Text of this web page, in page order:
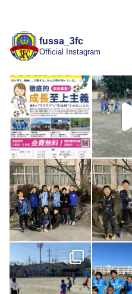
fussa_3fc
Official Instagram